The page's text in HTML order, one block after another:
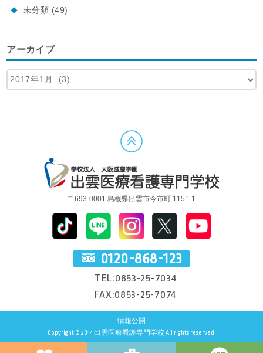
未分類 (49)
アーカイブ
〒693-0001 島根県出雲市今市町 1151-1
0120-868-123
TEL:0853-25-7034
FAX:0853-25-7074
情報公開
Copyright © 2014 出雲医療看護専門学校 All rights reserved.